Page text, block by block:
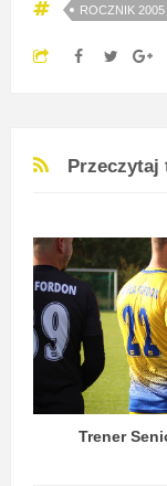
ROCZNIK 2005
Przeczytaj
Trener